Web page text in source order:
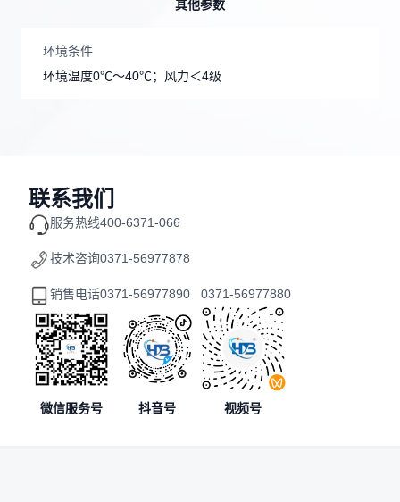
其他参数
环境条件
环境温度0℃～40℃；风力＜4级
联系我们
服务热线400-6371-066
技术咨询0371-56977878
销售电话0371-56977890 0371-56977880
微信服务号 抖音号 视频号